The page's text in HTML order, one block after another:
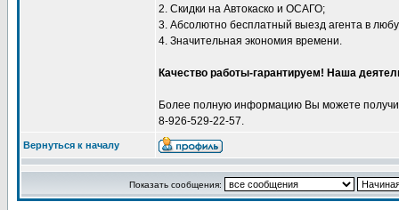
2. Скидки на Автокаско и ОСАГО;
3. Абсолютно бесплатный выезд агента в
4. Значительная экономия времени.
Качество работы-гарантируем! Наша
Более полную информацию Вы можете
8-926-529-22-57.
Вернуться к началу
Показать сообщения: